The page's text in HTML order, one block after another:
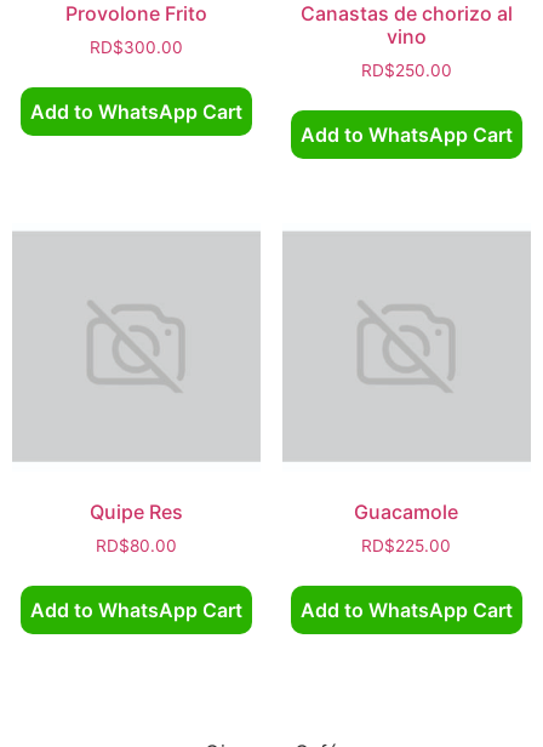
Provolone Frito
RD$300.00
Add to WhatsApp Cart
Canastas de chorizo al
vino
RD$250.00
Add to WhatsApp Cart
Quipe Res
RD$80.00
Add to WhatsApp Cart
Guacamole
RD$225.00
Add to WhatsApp Cart